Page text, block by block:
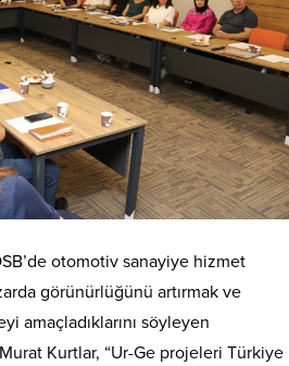
otomotiv sanayiye hizmet
görünürlüğünü artırmak ve
amaçladıklarını söyleyen
Kurtlar, “Ur-Ge projeleri Türkiye